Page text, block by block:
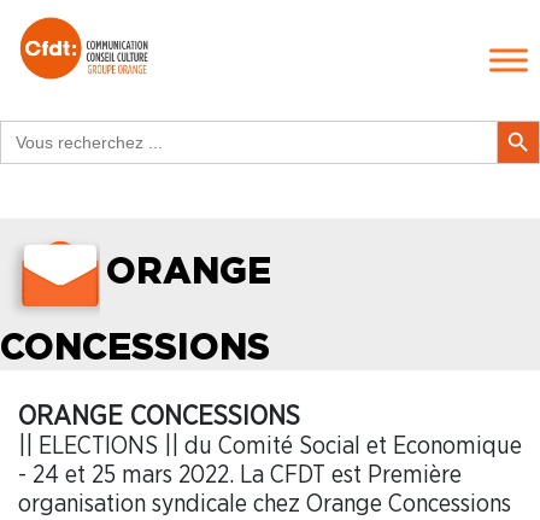
for:
Search
ORANGE
CONCESSIONS
ORANGE CONCESSIONS
|| ELECTIONS || du Comité Social et Economique
- 24 et 25 mars 2022. La CFDT est Première
organisation syndicale chez Orange Concessions